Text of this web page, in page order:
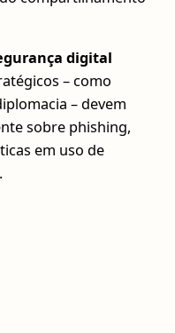
digital
– como
– devem
sobre phishing,
em uso de